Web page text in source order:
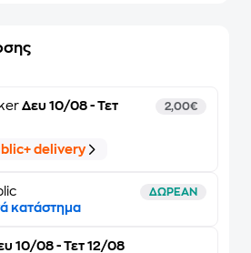
Δευ 10/08 - Τετ
2,00€
delivery
ΔΩΡΕΑΝ
κατάστημα
10/08 - Τετ 12/08